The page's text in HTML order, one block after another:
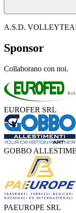
A.S.D.
Sponsor
Collaborano con noi.
EUROFER SRL
GOBBO
PAEUROPE SRL